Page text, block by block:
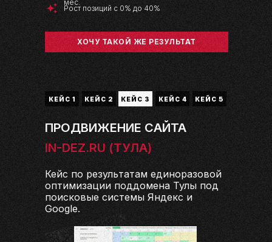
мес.
Рост позиций с 0% до 40%
ХОЧУ ТАКОЙ ЖЕ РЕЗУЛЬТАТ
КЕЙС 1 КЕЙС 2 КЕЙС 3 КЕЙС 4 КЕЙС 5
ПРОДВИЖЕНИЕ САЙТА
Кейс по результатам единоразовой
оптимизации поддомена Тулы под
поисковые системы Яндекс и
Google.
IN-DEZ.RU (ТУЛА)